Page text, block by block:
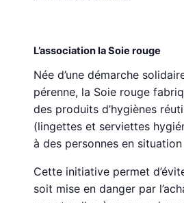
L’association la Soie rouge
Née d’une démarche
pérenne, la Soie rouge
des produits d’hygiènes
(lingettes et serviettes
à des personnes en
Cette initiative permet
soit mise en danger par